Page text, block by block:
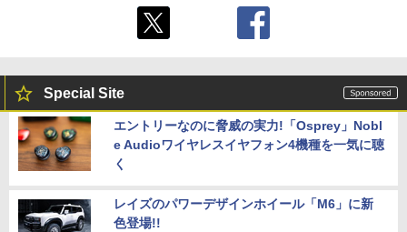
Special Site
エントリーなのに脅威の実力!「Osprey」Nobl
e Audioワイヤレスイヤフォン4機種を一気に聴
く
レイズのパワーデザインホイール「M6」に新
色登場!!